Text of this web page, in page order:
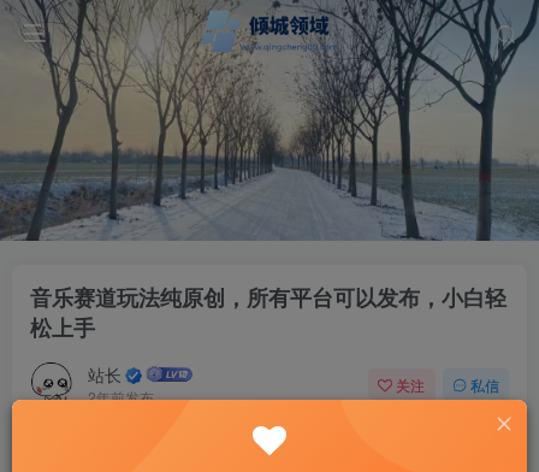
音乐赛道玩法纯原创，所有平台可以发布，小白轻
松上手
站长
2年前发布
关注 私信